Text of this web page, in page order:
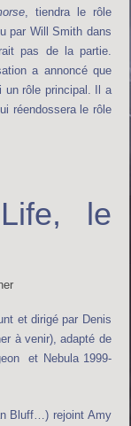
, tiendra le rôle
par Will Smith dans
pas de la partie.
a annoncé que
un rôle principal. Il a
réendossera le rôle
le
et dirigé par Denis
à venir), adapté de
et Nebula 1999-
Bluff…) rejoint Amy